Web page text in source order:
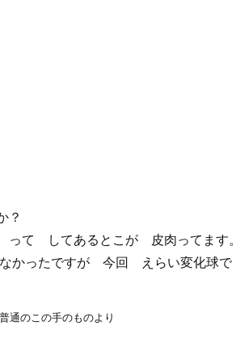
？
て してあるとこが 皮肉ってます。
かったですが 今回 えらい変化球で
通のこの手のものより